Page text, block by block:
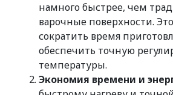
намного быстрее, чем
варочные поверхности.
сократить время
обеспечить точную
температуры.
Экономия времени и